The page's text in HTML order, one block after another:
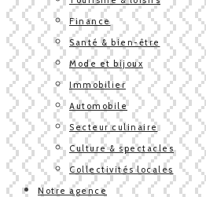
Finance
Santé & bien-être
Mode et bijoux
Immobilier
Automobile
Secteur culinaire
Culture & spectacles
Collectivités locales
Notre agence